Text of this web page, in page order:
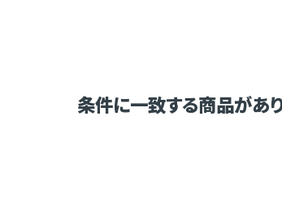
条件に一致する商品があ